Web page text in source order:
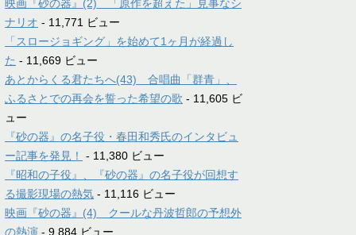
映画『砂の器』(2) 「原作を超えた」見事なシ
ナリオ - 11,771 ビュー
「スロージョギング」を始めて1ヶ月が経過し
た - 11,669 ビュー
あとからくる君たちへ(43) 合唱曲「群青」、
ふるさとでの再会を誓った希望の歌 - 11,605 ビ
ュー
『砂の器』の名子役・春田和秀氏のインタビュ
ー記事を発見！
- 11,380 ビュー
『昭和の子役』、『砂の器』の名子役が回想す
る撮影現場の熱気 - 11,116 ビュー
映画『砂の器』(4) クールな丹波哲郎の予想外
の熱演 - 9,884 ビュー